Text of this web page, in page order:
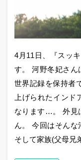
4月11日、『スッ
す。 河野冬妃さん
世界記録を保持者
上げられたインド
なります…。 外見
ん。 今回はそんな
そして家族(父母兄